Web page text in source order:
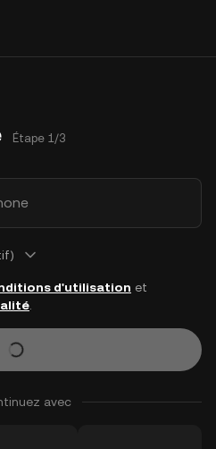
Étape 1/3
d'utilisation et
.
avec